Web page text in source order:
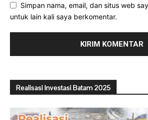
Simpan nama, email, dan situs web
untuk lain kali saya berkomentar.
Realisasi Investasi Batam 2025